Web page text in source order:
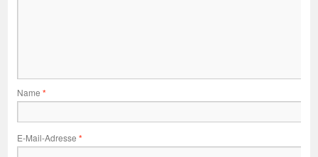
Name *
E-Mail-Adresse *